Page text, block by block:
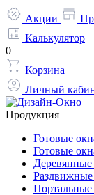
Акции
Калькулятор
0
Корзина
Личный
Продукция
Готовые
Готовые
Деревянные
Раздвижные